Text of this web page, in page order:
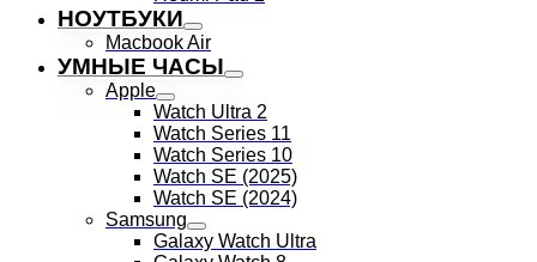
НОУТБУКИ
Macbook Air
УМНЫЕ ЧАСЫ
Apple
Watch Ultra 2
Watch Series 11
Watch Series 10
Watch SE (2025)
Watch SE (2024)
Samsung
Galaxy Watch Ultra